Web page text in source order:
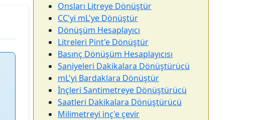
Onsları Litreye Dönüştür
CC'yi mL'ye Dönüştür
Dönüşüm Hesaplayıcı
Litreleri Pint'e Dönüştür
Basınç Dönüşüm Hesaplayıcısı
Saniyeleri Dakikalara Dönüştürücü
mL'yi Bardaklara Dönüştür
İnçleri Santimetreye Dönüştürücü
Saatleri Dakikalara Dönüştürücü
Milimetreyi inç'e çevir